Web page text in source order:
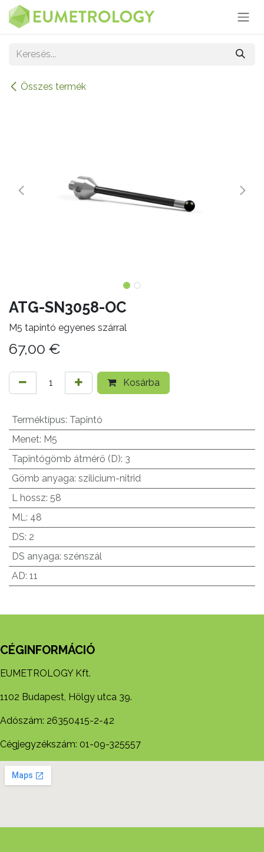
Kihagyás és továbblépés a tartalomhoz
Összes termék
ATG-SN3058-OC
M5 tapintó egyenes szárral
67,00 €
Kosárba
Terméktípus: Tapintó
Menet: M5
Tapintógömb átmérő (D): 3
Gömb anyaga: szilicium-nitrid
L hossz: 58
ML: 48
DS: 2
DS anyaga: szénszál
AD: 11
CÉGINFORMÁCIÓ
EUMETROLOGY Kft.
1102 Budapest, Hölgy utca 39.
Adószám: 26350415-2-42
Cégjegyzékszám: 01-09-325557